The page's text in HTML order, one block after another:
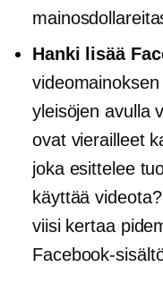
Hanki lisää
yleisöjen avulla
ovat vierailleet
joka esittelee
käyttää
viisi kertaa
Facebook-